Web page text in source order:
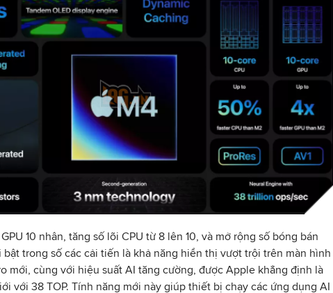
10 nhân, tăng số lõi CPU từ 8 lên 10, và mở rộng số bóng bán
bật trong số các cải tiến là khả năng hiển thị vượt trội trên màn hình
mới, cùng với hiệu suất AI tăng cường, được Apple khẳng định là
với 38 TOP. Tính năng mới này giúp thiết bị chạy các ứng dụng AI